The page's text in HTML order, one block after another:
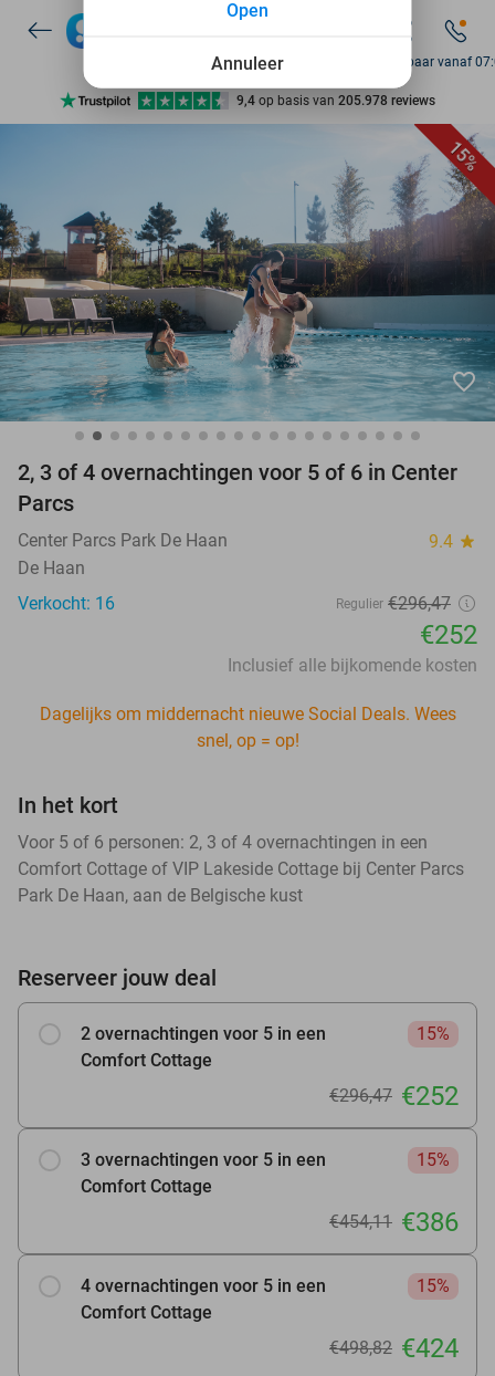
7 dagen per week beschikbaar
10+ miljoen leden
9,4 op basis van 205.978 reviews
7 dagen per week beschikbaar
10+ miljoen leden
Bereikbaar vanaf
15%
favorite_border
2, 3 of 4 overnachtingen voor 5 of 6 in Center
Parcs
Center Parcs Park De Haan 9.4 star
De Haan
Verkocht: 16
Regulier €296,47
€252
Inclusief alle bijkomende kosten
Dagelijks om middernacht nieuwe Social Deals. Wees
snel, op = op!
In het kort
Voor 5 of 6 personen: 2, 3 of 4 overnachtingen in een
Comfort Cottage of VIP Lakeside Cottage bij Center Parcs
Park De Haan, aan de Belgische kust
Reserveer jouw deal
2 overnachtingen voor 5 in een
Comfort Cottage
15%
€296,47 €252
3 overnachtingen voor 5 in een
Comfort Cottage
15%
€454,11 €386
4 overnachtingen voor 5 in een
Comfort Cottage
15%
€498,82 €424
Annuleer
Open